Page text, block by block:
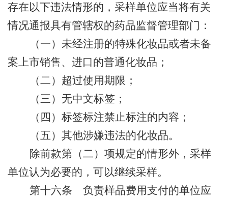
存在以下违法情形的，采样单位应当将有关
情况通报具有管辖权的药品监督管理部门：
（一）未经注册的特殊化妆品或者未备
案上市销售、进口的普通化妆品；
（二）超过使用期限；
（三）无中文标签；
（四）标签标注禁止标注的内容；
（五）其他涉嫌违法的化妆品。
除前款第（二）项规定的情形外，采样
单位认为必要的，可以继续采样。
第十六条 负责样品费用支付的单位应